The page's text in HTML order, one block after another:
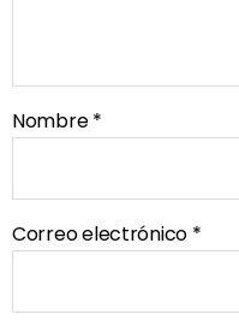
Nombre*
Correo electrónico *